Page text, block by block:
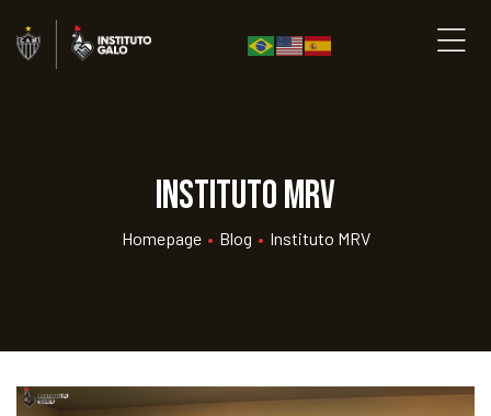
Instituto MRV
Homepage • Blog • Instituto MRV